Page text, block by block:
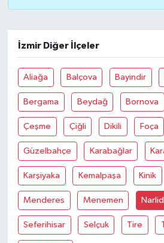
İzmir Diğer İlçeler
Aliağa Balçova Bayindir
Bergama Beydağ Bornova
Çeşme Çiğli Dikili Foça
Güzelbahçe Karabağlar
Karşiyaka Kemalpaşa Kinik
Menderes Menemen
Seferihisar Selçuk Tire